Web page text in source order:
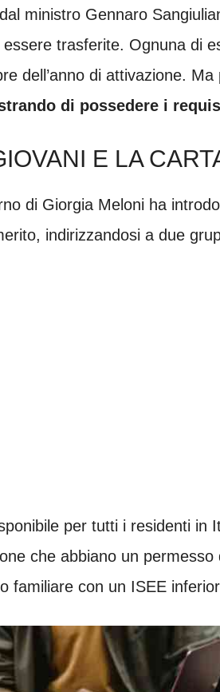
ministro Gennaro
trasferite. Ognuna di
dell’anno di attivazione.
di possedere i
E LA
di Giorgia Meloni ha
indirizzandosi a due
per tutti i residenti in
che abbiano un
familiare con un ISEE